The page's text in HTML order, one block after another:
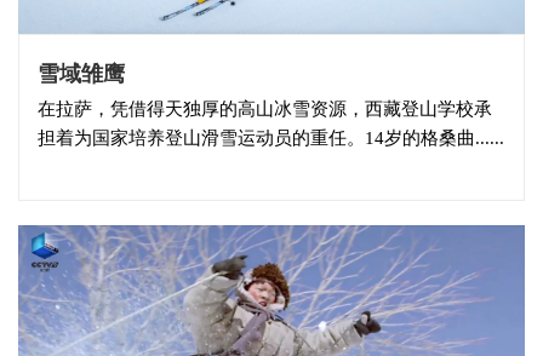
雪域雏鹰
在拉萨，凭借得天独厚的高山冰雪资源，西藏登山学校承
担着为国家培养登山滑雪运动员的重任。14岁的格桑曲......